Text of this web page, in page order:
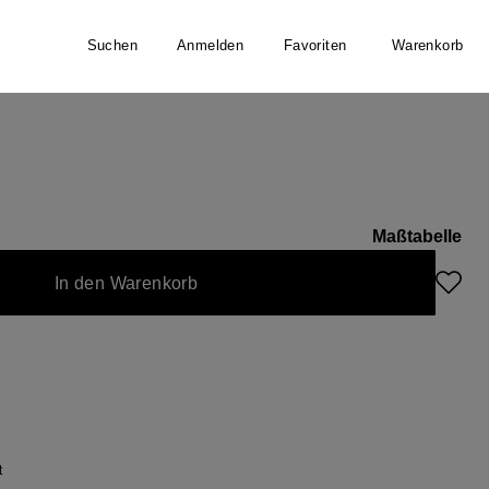
Suchen Anmelden Favoriten Warenkorb
nicht verfügbar.)
Maßtabelle
In den Warenkorb